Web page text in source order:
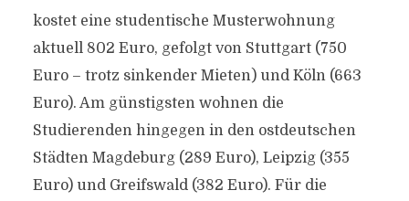
kostet eine studentische Musterwohnung
aktuell 802 Euro, gefolgt von Stuttgart (750
Euro – trotz sinkender Mieten) und Köln (663
Euro). Am günstigsten wohnen die
Studierenden hingegen in den ostdeutschen
Städten Magdeburg (289 Euro), Leipzig (355
Euro) und Greifswald (382 Euro). Für die